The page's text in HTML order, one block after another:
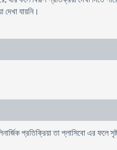
যায়নি।
প্রতিক্রিয়া তা প্লাসিবাে এর